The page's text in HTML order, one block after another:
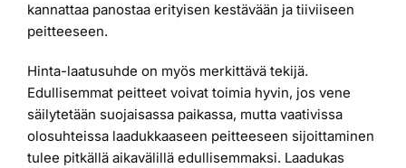
kannattaa panostaa erityisen kestävään ja tiiviiseen
peitteeseen.
Hinta-laatusuhde on myös merkittävä tekijä.
Edullisemmat peitteet voivat toimia hyvin, jos vene
säilytetään suojaisassa paikassa, mutta vaativissa
olosuhteissa laadukkaaseen peitteeseen sijoittaminen
tulee pitkällä aikavälillä edullisemmaksi. Laadukas